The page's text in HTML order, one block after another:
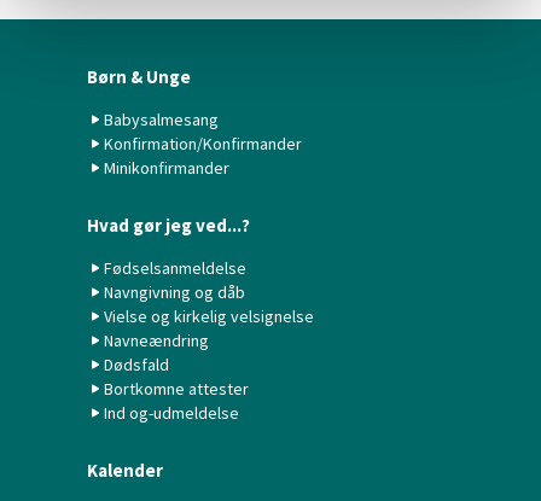
Børn & Unge
Babysalmesang
Konfirmation/Konfirmander
Minikonfirmander
Hvad gør jeg ved...?
Fødselsanmeldelse
Navngivning og dåb
Vielse og kirkelig velsignelse
Navneændring
Dødsfald
Bortkomne attester
Ind og-udmeldelse
Kalender